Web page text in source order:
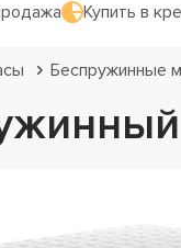
Купить в
Беспружинные